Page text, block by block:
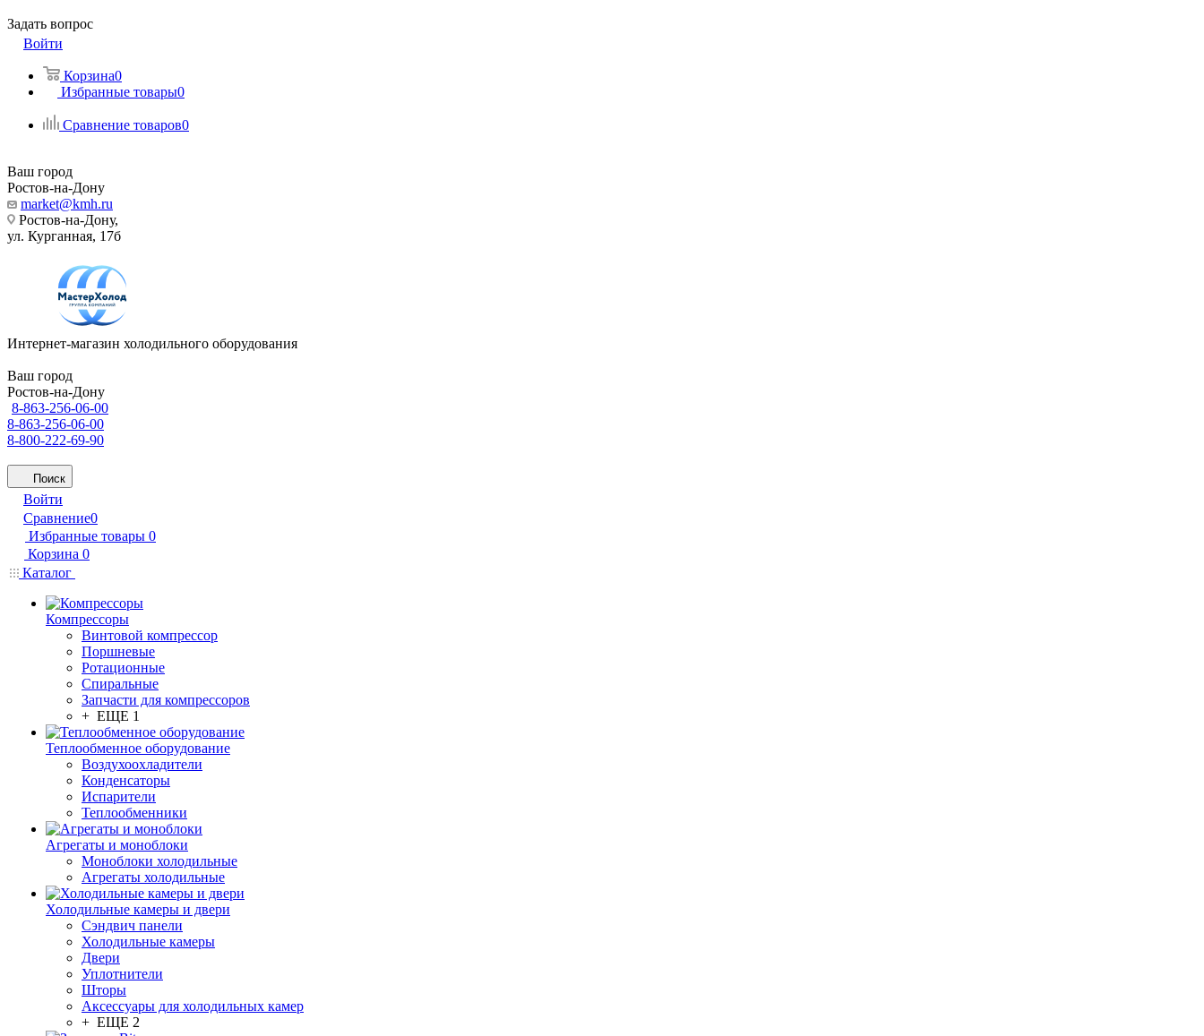
Задать вопрос
Войти
Корзина0
Избранные товары0
Сравнение товаров0
Ваш город
Ростов-на-Дону
market@kmh.ru
Ростов-на-Дону,
ул. Курганная, 17б
Интернет-магазин холодильного оборудования
Ваш город
Ростов-на-Дону
8-863-256-06-00
8-863-256-06-00
8-800-222-69-90
Поиск
Войти
Сравнение0
Избранные товары 0
Корзина 0
Каталог
Компрессоры
Винтовой компрессор
Поршневые
Ротационные
Спиральные
Запчасти для компрессоров
+ ЕЩЕ 1
Теплообменное оборудование
Воздухоохладители
Конденсаторы
Испарители
Теплообменники
Агрегаты и моноблоки
Моноблоки холодильные
Агрегаты холодильные
Холодильные камеры и двери
Сэндвич панели
Холодильные камеры
Двери
Уплотнители
Шторы
Аксессуары для холодильных камер
+ ЕЩЕ 2